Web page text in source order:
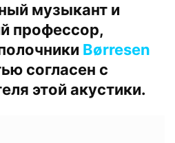
музыкант и
профессор,
Børresen
согласен с
этой акустики.